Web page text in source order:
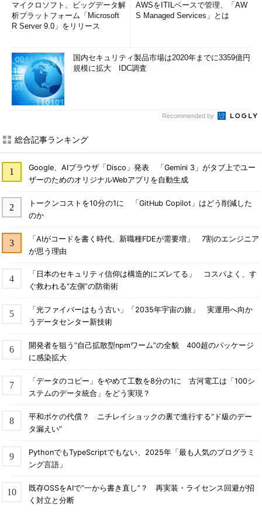
マイクロソフト、ビッグデータ解
析プラットフォーム「Microsoft
R Server 9.0」をリリース
AWSをITILベースで管理、「AW
S Managed Services」とは
国内セキュリティ製品市場は2020年までに3359億円
規模に拡大 IDC調査
Recommended by
総合記事ランキング
Google、AIブラウザ「Disco」発表 「Gemini 3」がタブ上でユー
ザーのためのオリジナルWebアプリを自動生成
トークンコストを10分の1に 「GitHub Copilot」はどう削減した
のか
「AIがコードを書く時代、新職種FDEが需要増」 7割のエンジニア
が思う理由
「日本のセキュリティ信仰は構造的にズレてる」 コスパよく、す
ぐ救われる“左側”の防衛術
「光ファイバーはもう古い」「2035年宇宙の旅」 実運用へ向か
うデータセンター新技術
開発者を狙う“自己拡散型npmワーム”の全貌 400超のパッケージ
に感染拡大
「データのコピー」をやめて工数を8分の1に 古河電工は「100シ
ステムのデータ統合」をどう実現？
平和ボケの代償？ ニチレイショックの裏で進行する“ド級のデー
タ漏えい”
PythonでもTypeScriptでもない、2025年「最も人気のプログラミ
ング言語」
既存OSSをAIで“一から書き直し”？ 再実装・ライセンス回避が招
く対立と分断